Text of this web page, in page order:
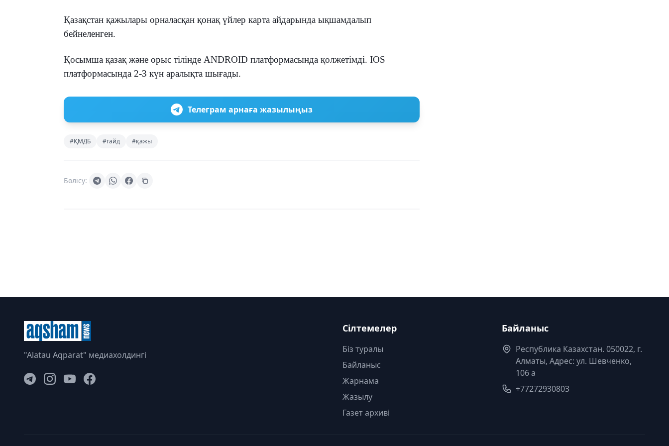
Қазақстан қажылары орналасқан қонақ үйлер карта айдарында ықшамдалып
бейнеленген.
Қосымша қазақ және орыс тілінде ANDROID платформасында қолжетімді. IOS
платформасында 2-3 күн аралықта шығады.
Телеграм арнаға жазылыңыз
#ҚМДБ #гайд #қажы
Бөлісу:
"Alatau Aqparat" медиахолдингі
Сілтемелер
Біз туралы
Байланыс
Жарнама
Жазылу
Газет архиві
Байланыс
Республика Казахстан. 050022, г.
Алматы, Адрес: ул. Шевченко,
106 а
+77272930803